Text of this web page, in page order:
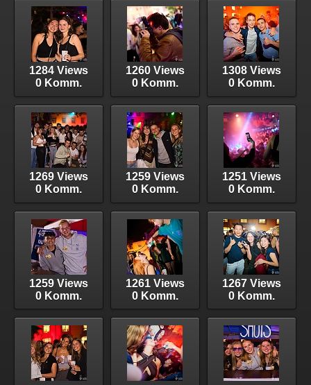
1284 Views
0 Komm.
1260 Views
0 Komm.
1308 Views
0 Komm.
1269 Views
0 Komm.
1259 Views
0 Komm.
1251 Views
0 Komm.
1259 Views
0 Komm.
1261 Views
0 Komm.
1267 Views
0 Komm.